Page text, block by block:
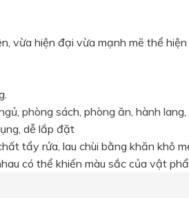
vừa hiện đại vừa mạnh mẽ thể hiện
phòng sách, phòng ăn, hành lang,
dễ lắp đặt
tẩy rửa, lau chùi bằng khăn khô
có thể khiến màu sắc của vật